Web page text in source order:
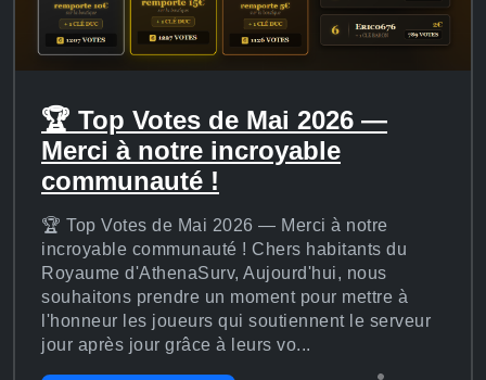
🏆 Top Votes de Mai 2026 —
Merci à notre incroyable
communauté !
🏆 Top Votes de Mai 2026 — Merci à notre
incroyable communauté ! Chers habitants du
Royaume d'AthenaSurv, Aujourd'hui, nous
souhaitons prendre un moment pour mettre à
l'honneur les joueurs qui soutiennent le serveur
jour après jour grâce à leurs vo...